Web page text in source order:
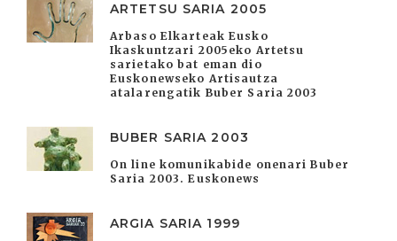
ARTETSU SARIA 2005
Arbaso Elkarteak Eusko
Ikaskuntzari 2005eko Artetsu
sarietako bat eman dio
Euskonewseko Artisautza
atalarengatik Buber Saria 2003
BUBER SARIA 2003
On line komunikabide onenari Buber
Saria 2003. Euskonews
ARGIA SARIA 1999